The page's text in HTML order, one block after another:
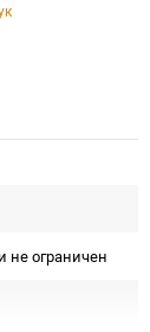
не ограничен